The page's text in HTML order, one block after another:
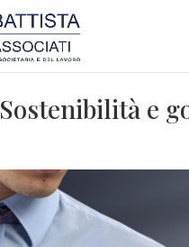
Sostenibilità e